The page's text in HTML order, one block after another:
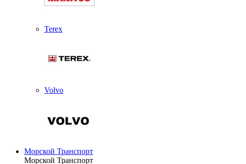
Terex
Volvo
Морской Транспорт
Морской Транспорт